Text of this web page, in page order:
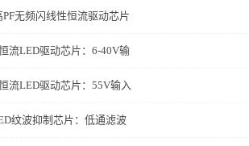
无频闪线性恒流驱动芯片
流LED驱动芯片：6-40V输
流LED驱动芯片：55V输入
纹波抑制芯片：低通滤波